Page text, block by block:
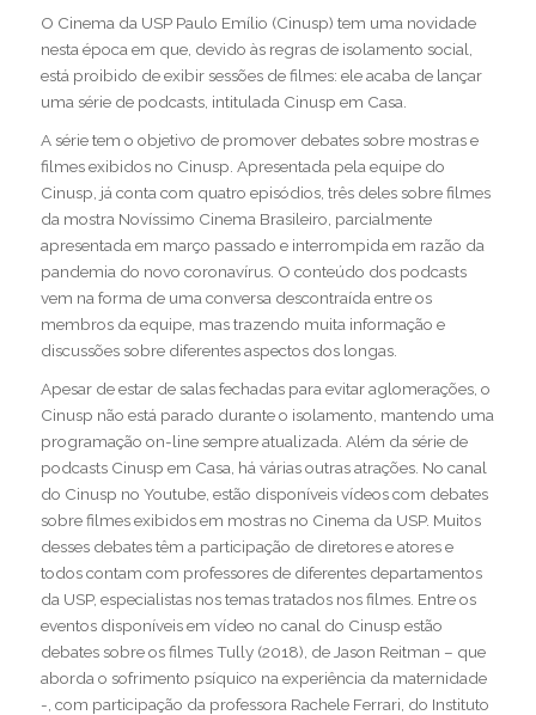
O Cinema da USP Paulo Emílio (Cinusp) tem uma novidade
nesta época em que, devido às regras de isolamento social,
está proibido de exibir sessões de filmes: ele acaba de lançar
uma série de podcasts, intitulada Cinusp em Casa.
A série tem o objetivo de promover debates sobre mostras e
filmes exibidos no Cinusp. Apresentada pela equipe do
Cinusp, já conta com quatro episódios, três deles sobre filmes
da mostra Novíssimo Cinema Brasileiro, parcialmente
apresentada em março passado e interrompida em razão da
pandemia do novo coronavírus. O conteúdo dos podcasts
vem na forma de uma conversa descontraída entre os
membros da equipe, mas trazendo muita informação e
discussões sobre diferentes aspectos dos longas.
Apesar de estar de salas fechadas para evitar aglomerações, o
Cinusp não está parado durante o isolamento, mantendo uma
programação on-line sempre atualizada. Além da série de
podcasts Cinusp em Casa, há várias outras atrações. No canal
do Cinusp no Youtube, estão disponíveis vídeos com debates
sobre filmes exibidos em mostras no Cinema da USP. Muitos
desses debates têm a participação de diretores e atores e
todos contam com professores de diferentes departamentos
da USP, especialistas nos temas tratados nos filmes. Entre os
eventos disponíveis em vídeo no canal do Cinusp estão
debates sobre os filmes Tully (2018), de Jason Reitman – que
aborda o sofrimento psíquico na experiência da maternidade
-, com participação da professora Rachele Ferrari, do Instituto